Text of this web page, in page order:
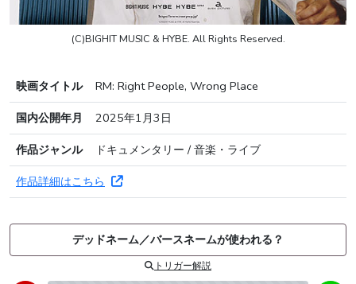
(C)BIGHIT MUSIC & HYBE. All Rights Reserved.
映画タイトル
RM: Right People, Wrong Place
国内公開年月
2025年1月3日
作品ジャンル
ドキュメンタリー / 音楽・ライブ
作品詳細はこちら
デッドネーム／バースネームが使われる？
トリガー解説